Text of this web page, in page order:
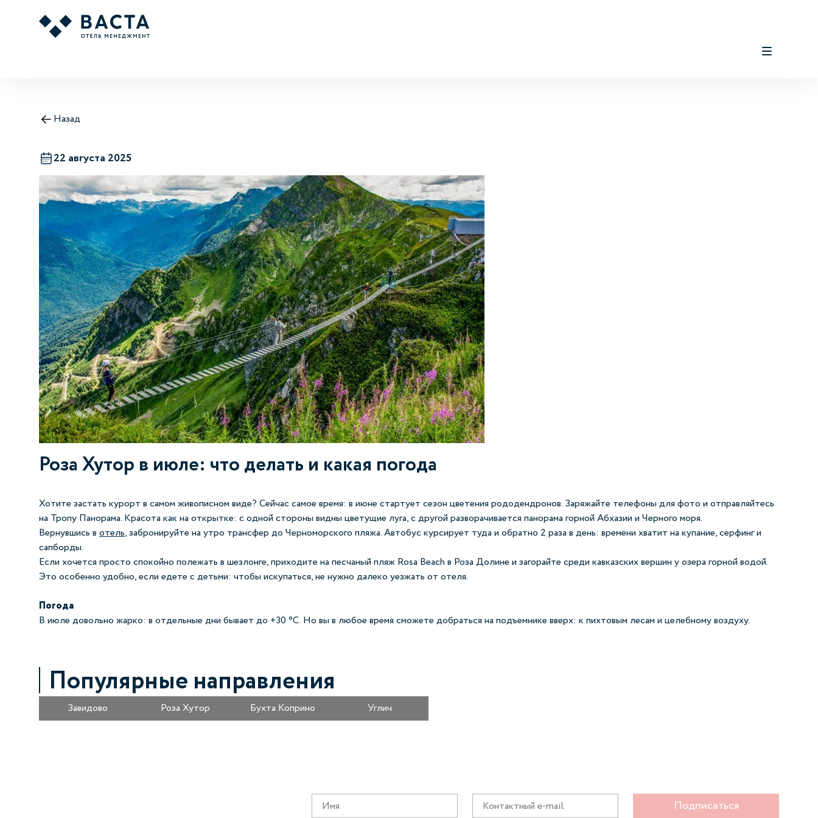
Назад
22 августа 2025
Роза Хутор в июле: что делать и какая погода
Хотите застать курорт в самом живописном виде? Сейчас самое время: в июне стартует сезон цветения рододендронов. Заряжайте телефоны для фото и отправляйтесь
на Тропу Панорама. Красота как на открытке: с одной стороны видны цветущие луга, с другой разворачивается панорама горной Абхазии и Черного моря.
Вернувшись в отель, забронируйте на утро трансфер до Черноморского пляжа. Автобус курсирует туда и обратно 2 раза в день: времени хватит на купание, серфинг и
сапборды.
Если хочется просто спокойно полежать в шезлонге, приходите на песчаный пляж Rosa Beach в Роза Долине и загорайте среди кавказских вершин у озера горной водой.
Это особенно удобно, если едете с детьми: чтобы искупаться, не нужно далеко уезжать от отеля.
Погода
В июле довольно жарко: в отдельные дни бывает до +30 °C. Но вы в любое время сможете добраться на подъемнике вверх: к пихтовым лесам и целебному воздуху.
Популярные направления
Завидово Роза Хутор Бухта Коприно Углич
Подписаться